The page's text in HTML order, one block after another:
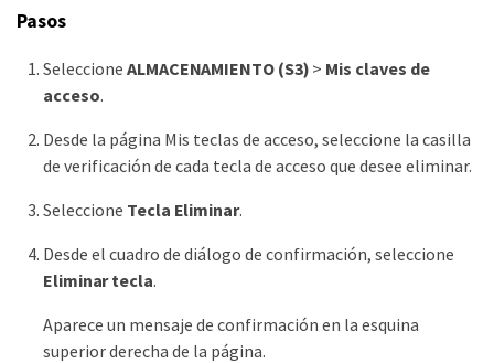
Pasos
Seleccione ALMACENAMIENTO (S3) > Mis claves de
acceso.
Desde la página Mis teclas de acceso, seleccione la casilla
de verificación de cada tecla de acceso que desee eliminar.
Seleccione Tecla Eliminar.
Desde el cuadro de diálogo de confirmación, seleccione
Eliminar tecla.
Aparece un mensaje de confirmación en la esquina
superior derecha de la página.